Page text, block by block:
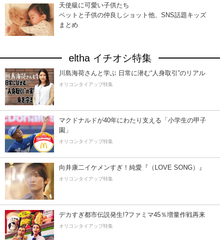
天使級に可愛い子供たち
ペットと子供の仲良しショット他、SNS話題キッズ
まとめ
eltha イチオシ特集
川島海荷さんと学ぶ 日常に潜む“人身取引”のリアル
オリコンタイアップ特集
マクドナルドが40年にわたり支える「小学生の甲子
園」
オリコンタイアップ特集
向井康二イケメンすぎ！純愛『（LOVE SONG）』
オリコンタイアップ特集
デカすぎ都市伝説発生!?ファミマ45％増量作戦再来
オリコンタイアップ特集